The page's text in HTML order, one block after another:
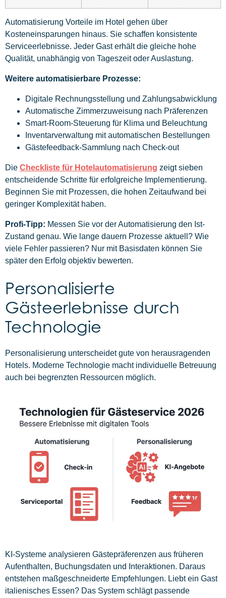
Automatisierung Vorteile im Hotel gehen über
Kosteneinsparungen hinaus. Sie schaffen konsistente
Serviceerlebnisse. Jeder Gast erhält die gleiche hohe
Qualität, unabhängig von Tageszeit oder Auslastung.
Weitere automatisierbare Prozesse:
Digitale Rechnungsstellung und Zahlungsabwicklung
Automatische Zimmerzuweisung nach Präferenzen
Smart-Room-Steuerung für Klima und Beleuchtung
Inventarverwaltung mit automatischen Bestellungen
Gästefeedback-Sammlung nach Check-out
Die Checkliste für Hotelautomatisierung zeigt sieben
entscheidende Schritte für erfolgreiche Implementierung.
Beginnen Sie mit Prozessen, die hohen Zeitaufwand bei
geringer Komplexität haben.
Profi-Tipp: Messen Sie vor der Automatisierung den Ist-
Zustand genau. Wie lange dauern Prozesse aktuell? Wie
viele Fehler passieren? Nur mit Basisdaten können Sie
später den Erfolg objektiv bewerten.
Personalisierte
Gästeerlebnisse durch
Technologie
Personalisierung unterscheidet gute von herausragenden
Hotels. Moderne Technologie macht individuelle Betreuung
auch bei begrenzten Ressourcen möglich.
KI-Systeme analysieren Gästepräferenzen aus früheren
Aufenthalten, Buchungsdaten und Interaktionen. Daraus
entstehen maßgeschneiderte Empfehlungen. Liebt ein Gast
italienisches Essen? Das System schlägt passende